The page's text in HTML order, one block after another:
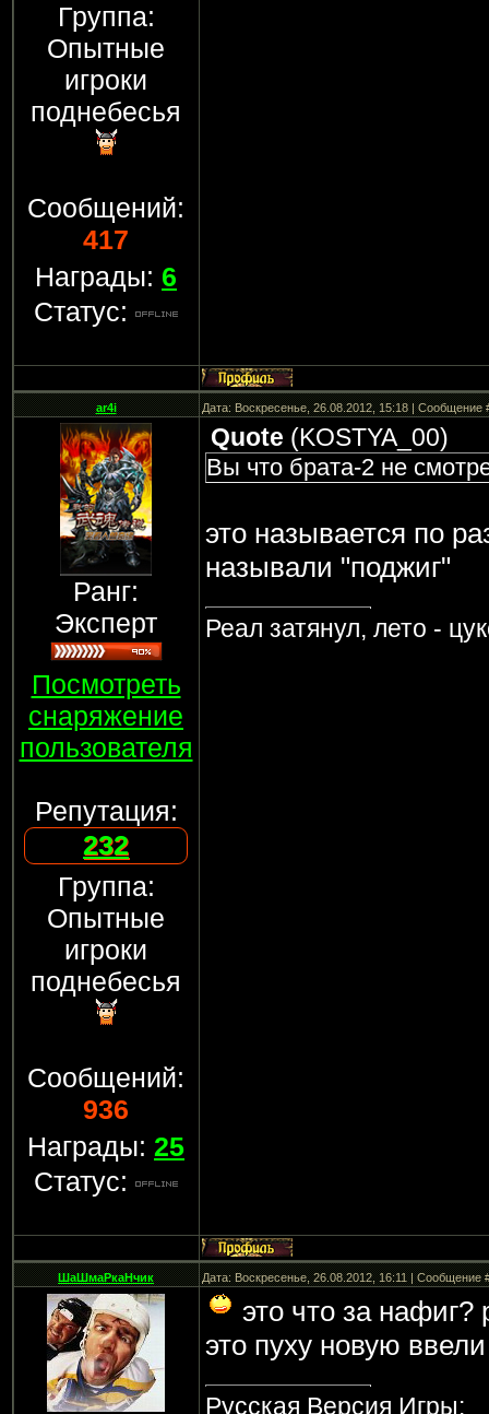
Группа:
Опытные
игроки
поднебесья
Сообщений:
417
Награды: 6
Статус:
ar4i Дата: Воскресенье, 26.08.2012, 15:18 | Сообщение
Ранг:
Эксперт
Посмотреть
снаряжение
пользователя
Репутация:
232
Группа:
Опытные
игроки
поднебесья
Сообщений:
936
Награды: 25
Статус:
Quote (KOSTYA_00)
Вы что брата-2 не
это называется по
называли "поджиг"
Реал затянул, лето -
ШаШмаРкаНчик Дата: Воскресенье, 26.08.2012, 16:11 | Сообщение
это что за
это пуху новую
Русская Версия Игры: